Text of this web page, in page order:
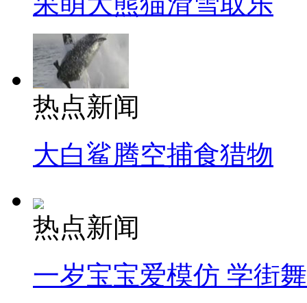
热点新闻
大白鲨腾空捕食猎物
热点新闻
一岁宝宝爱模仿 学街